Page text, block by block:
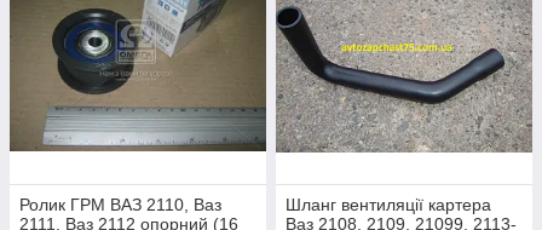
Ролик ГРМ ВАЗ 2110, Ваз
2111, Ваз 2112 опорний (16
Шланг вентиляції картера
Ваз 2108, 2109, 21099, 2113-